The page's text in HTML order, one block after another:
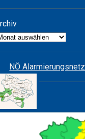
NÖ Alarmierungsnetz